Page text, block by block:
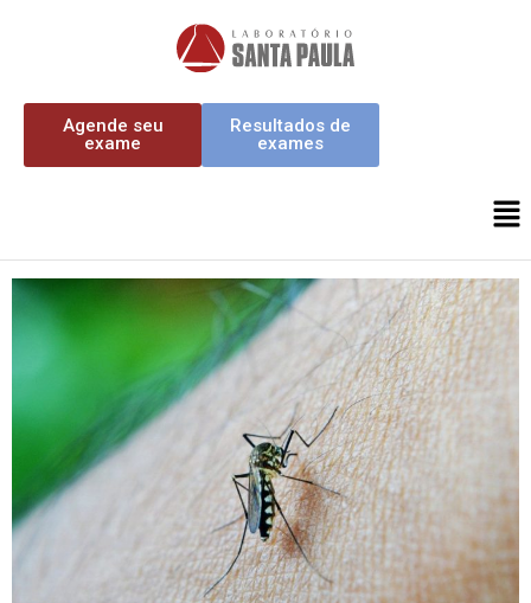
Agende seu
exame
Resultados de
exames